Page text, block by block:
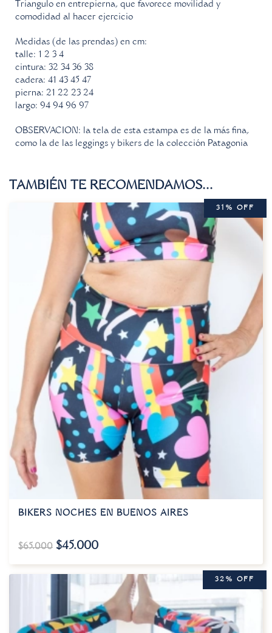
Triangulo en entrepierna, que favorece movilidad y
comodidad al hacer ejercicio
Medidas (de las prendas) en cm:
talle: 1 2 3 4
cintura: 32 34 36 38
cadera: 41 43 45 47
pierna: 21 22 23 24
largo: 94 94 96 97
OBSERVACION: la tela de esta estampa es de la más fina,
como la de las leggings y bikers de la colección Patagonia
TAMBIÉN TE RECOMENDAMOS…
31% OFF
BIKERS NOCHES EN BUENOS AIRES
$65.000 $45.000
32% OFF